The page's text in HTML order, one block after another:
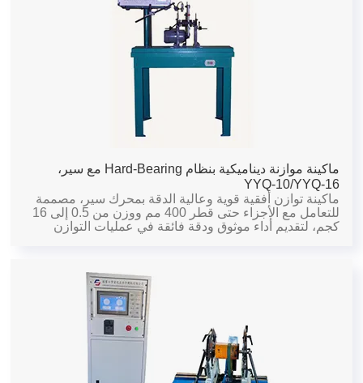
ماكينة موازنة ديناميكية بنظام Hard-Bearing مع سير،
YYQ-10/YYQ-16
ماكينة توازن أفقية قوية وعالية الدقة بمحرك سير، مصممة
للتعامل مع الأجزاء حتى قطر 400 مم ووزن من 0.5 إلى 16
كجم، لتقديم أداء موثوق ودقة فائقة في عمليات التوازن